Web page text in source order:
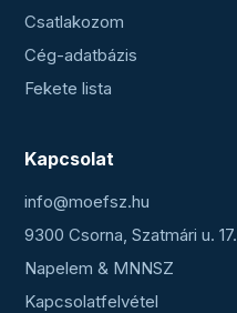
Csatlakozom
Cég-adatbázis
Fekete lista
Kapcsolat
info@moefsz.hu
9300 Csorna, Szatmári u. 17.
Napelem & MNNSZ
Kapcsolatfelvétel